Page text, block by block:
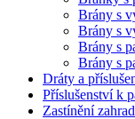
Brány s
Brány s
Brány s
Brány s
Dráty a
Příslušenství k
Zastínění zahrad